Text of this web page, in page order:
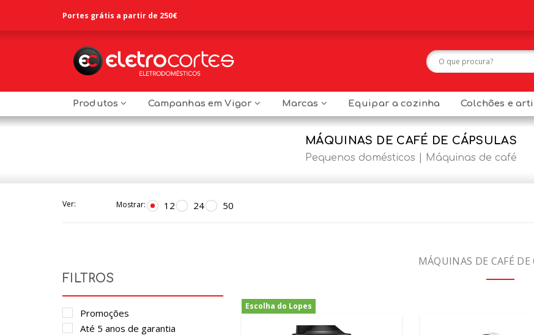
Portes grátis a partir de 250€
Produtos Campanhas em Vigor Marcas Equipar a cozinha Colchões e
MÁQUINAS DE CAFÉ DE CÁPSULAS
Pequenos domésticos Máquinas de café
Ver: Mostrar: 12 24 50
FILTROS
Promoções
Até 5 anos de garantia
MÁQUINAS DE CAFÉ DE
Escolha do Lopes
-43%